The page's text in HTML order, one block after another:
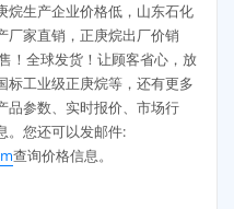
烷生产企业价格低，山东石化
厂家直销，正庚烷出厂价销
！全球发货！让顾客省心，放
标工业级正庚烷等，还有更多
品参数、实时报价、市场行
。您还可以发邮件:
查询价格信息。